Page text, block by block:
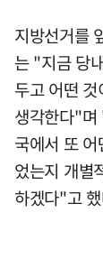
지방선거를
는 "지금 당
두고 어떤
생각한다"며
국에서 또
었는지 개별
하겠다"고